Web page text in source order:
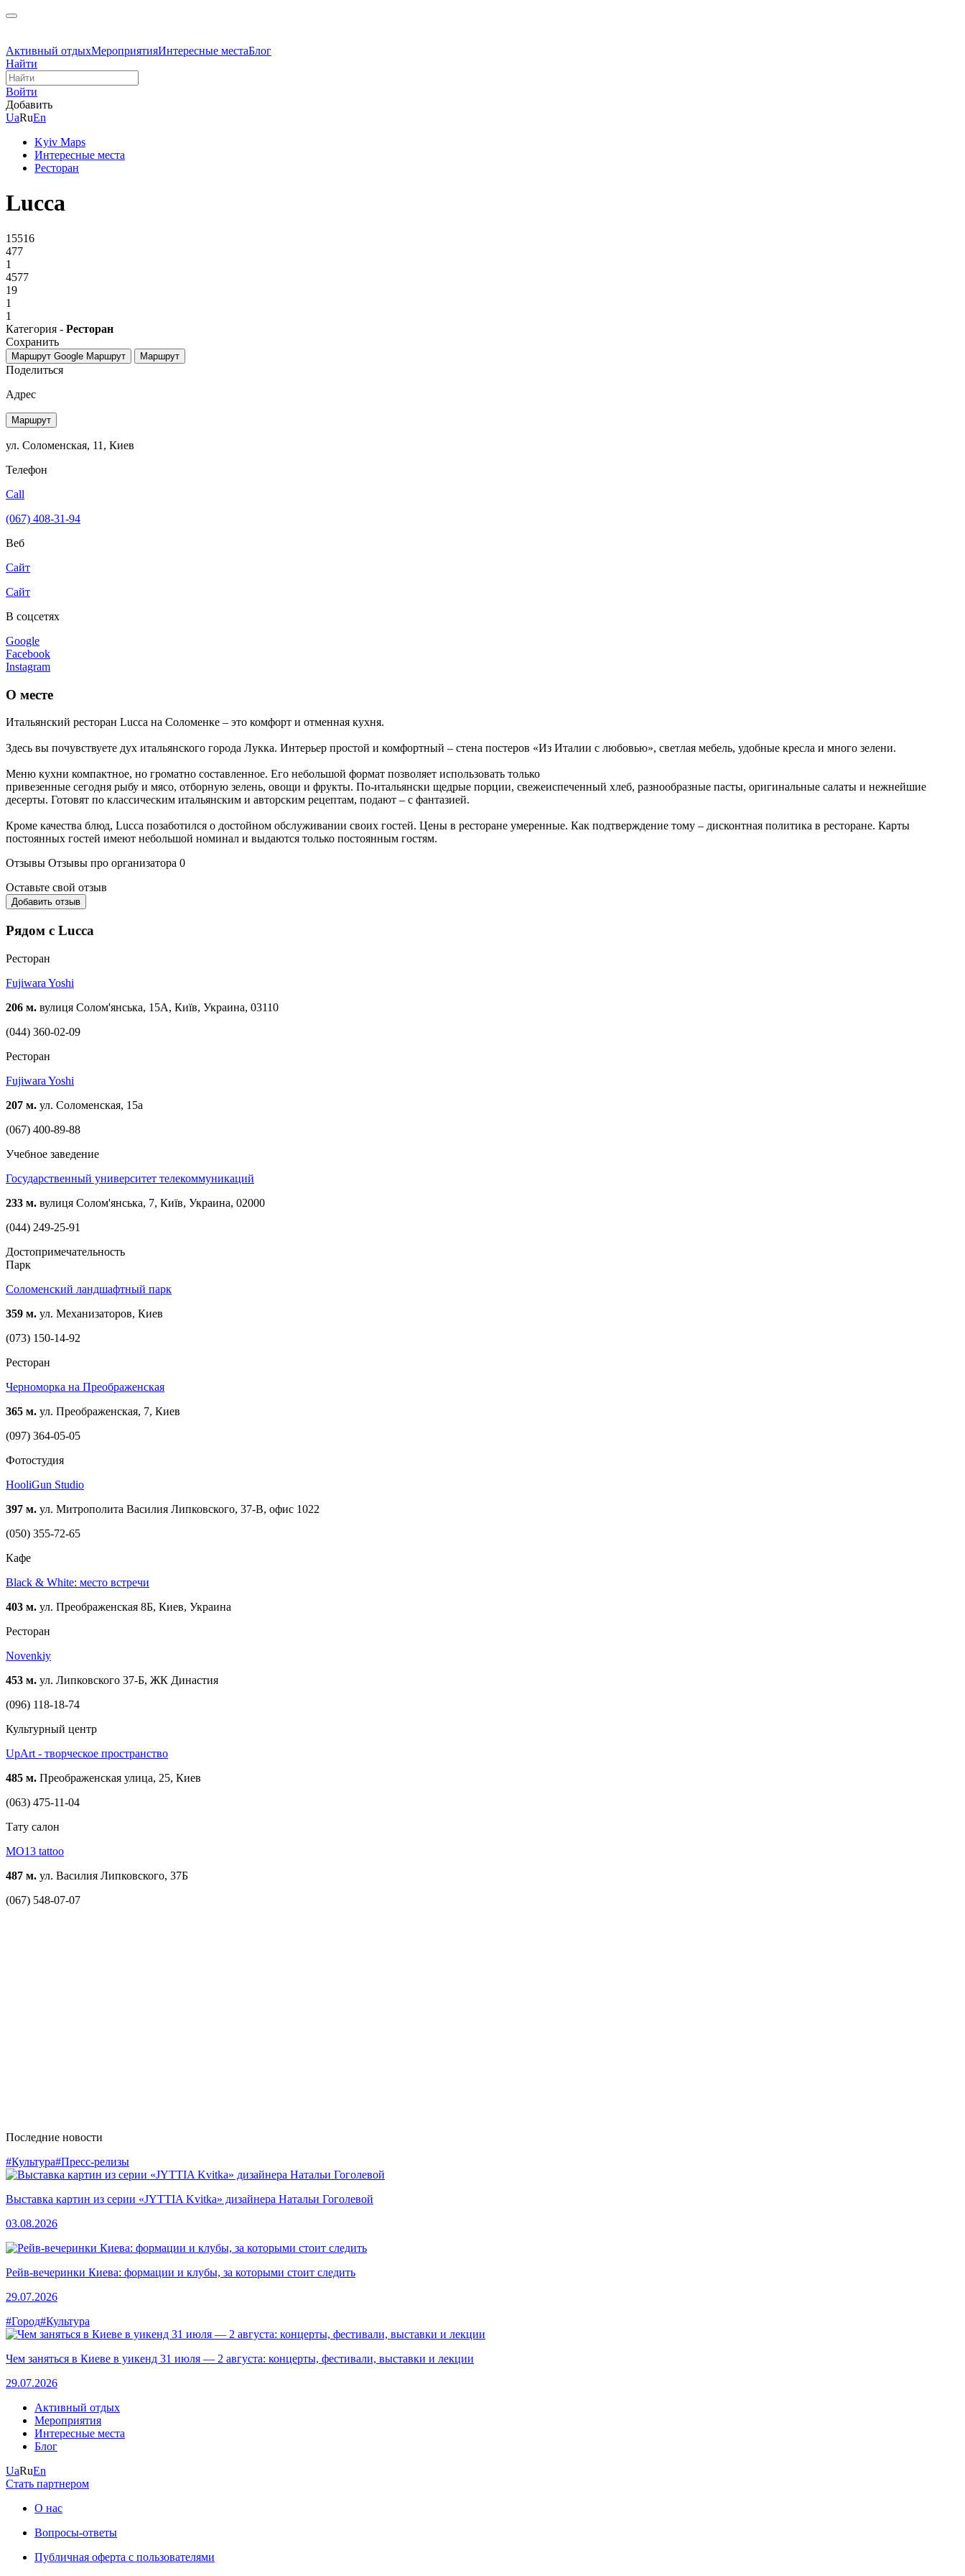
Активный отдыхМероприятияИнтересные местаБлог
Найти
Войти
Добавить
UaRuEn
Kyiv Maps
Интересные места
Ресторан
Lucca
15516
477
1
4577
19
1
1
Категория - Ресторан
Сохранить
Маршрут Google Маршрут Маршрут
Поделиться
Адрес
Маршрут
ул. Соломенская, 11, Киев
Телефон
Call
(067) 408-31-94
Веб
Сайт
Сайт
В соцсетях
Google
Facebook
Instagram
О месте
Итальянский ресторан Lucca на Соломенке – это комфорт и отменная кухня.
Здесь вы почувствуете дух итальянского города Лукка. Интерьер простой и комфортный – стена постеров «Из Италии с любовью», светлая мебель, удобные кресла и много зелени.
Меню кухни компактное, но громатно составленное. Его небольшой формат позволяет использовать только
привезенные сегодня рыбу и мясо, отборную зелень, овощи и фрукты. По-итальянски щедрые порции, свежеиспеченный хлеб, разнообразные пасты, оригинальные салаты и нежнейшие
десерты. Готовят по классическим итальянским и авторским рецептам, подают – с фантазией.
Кроме качества блюд, Lucca позаботился о достойном обслуживании своих гостей. Цены в ресторане умеренные. Как подтверждение тому – дисконтная политика в ресторане. Карты
постоянных гостей имеют небольшой номинал и выдаются только постоянным гостям.
Отзывы Отзывы про организатора 0
Оставьте свой отзыв
Добавить отзыв
Рядом с Lucca
Ресторан
Fujiwara Yoshi
206 м. вулиця Солом'янська, 15A, Київ, Украина, 03110
(044) 360-02-09
Ресторан
Fujiwara Yoshi
207 м. ул. Соломенская, 15а
(067) 400-89-88
Учебное заведение
Государственный университет телекоммуникаций
233 м. вулиця Солом'янська, 7, Київ, Украина, 02000
(044) 249-25-91
Достопримечательность
Парк
Соломенский ландшафтный парк
359 м. ул. Механизаторов, Киев
(073) 150-14-92
Ресторан
Черноморка на Преображенская
365 м. ул. Преображенская, 7, Киев
(097) 364-05-05
Фотостудия
HooliGun Studio
397 м. ул. Митрополита Василия Липковского, 37-В, офис 1022
(050) 355-72-65
Кафе
Black & White: место встречи
403 м. ул. Преображенская 8Б, Киев, Украина
Ресторан
Novenkiy
453 м. ул. Липковского 37-Б, ЖК Династия
(096) 118-18-74
Культурный центр
UpArt - творческое пространство
485 м. Преображенская улица, 25, Киев
(063) 475-11-04
Тату салон
MO13 tattoo
487 м. ул. Василия Липковского, 37Б
(067) 548-07-07
Последние новости
#Культура#Пресс-релизы
Выставка картин из серии «JYTTIA Kvitka» дизайнера Натальи Гоголевой
03.08.2026
Рейв-вечеринки Киева: формации и клубы, за которыми стоит следить
29.07.2026
#Город#Культура
Чем заняться в Киеве в уикенд 31 июля — 2 августа: концерты, фестивали, выставки и лекции
29.07.2026
Активный отдых
Мероприятия
Интересные места
Блог
UaRuEn
Стать партнером
О нас
Вопросы-ответы
Публичная оферта с пользователями